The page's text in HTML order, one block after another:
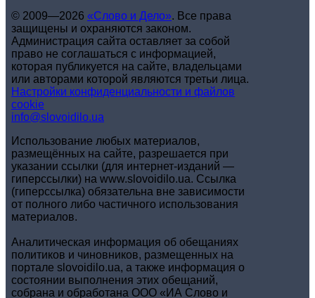
© 2009—2026 «Слово и Дело». Все права
защищены и охраняются законом.
Администрация сайта оставляет за собой
право не соглашаться с информацией,
которая публикуется на сайте, владельцами
или авторами которой являются третьи лица.
Настройки конфиденциальности и файлов
cookie
info@slovoidilo.ua
Использование любых материалов,
размещённых на сайте, разрешается при
указании ссылки (для интернет-изданий —
гиперссылки) на www.slovoidilo.ua. Ссылка
(гиперссылка) обязательна вне зависимости
от полного либо частичного использования
материалов.
Аналитическая информация об обещаниях
политиков и чиновников, размещенных на
портале slovoidilo.ua, а также информация о
состоянии выполнения этих обещаний,
собрана и обработана ООО «ИА Слово и